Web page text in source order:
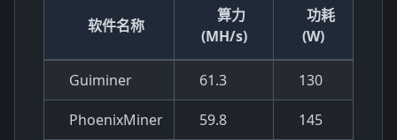
软件名称
算力
(MH/s)
功耗
(W)
Guiminer 61.3 130
PhoenixMiner 59.8 145